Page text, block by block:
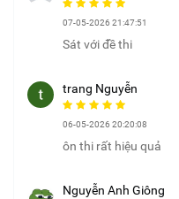
07-05-2026 21:47:51
Sát với đề thi
trang Nguyễn
06-05-2026 20:20:08
ôn thi rất hiệu quả
Nguyễn Anh Giông